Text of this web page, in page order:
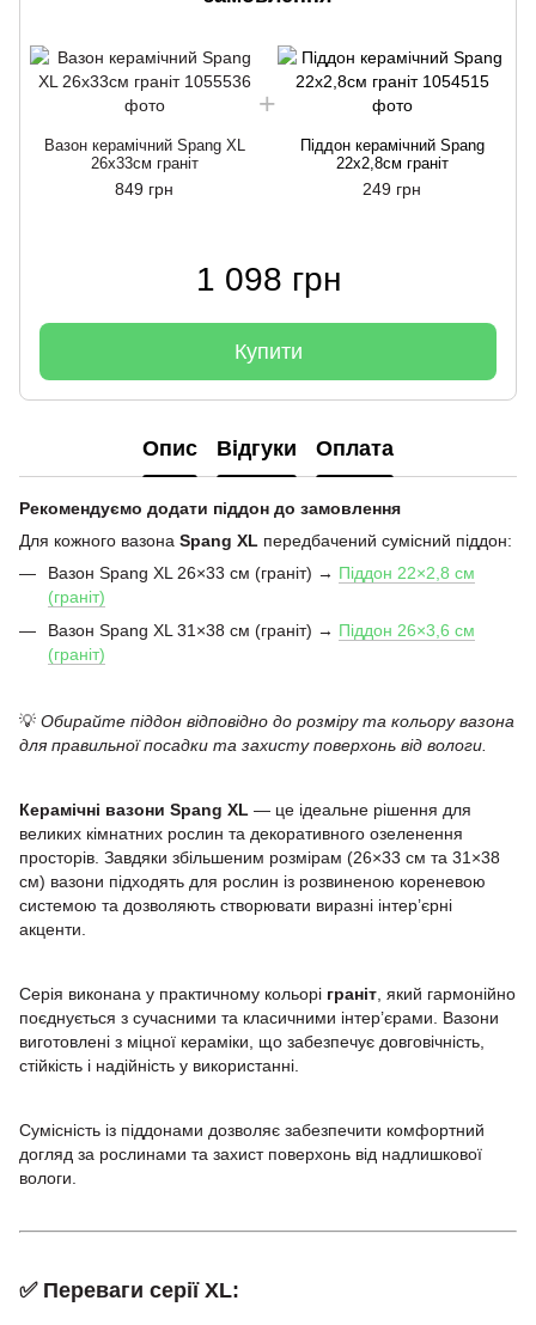
Вазон керамічний Spang XL
26х33см граніт
849 грн
Піддон керамічний Spang
22х2,8см граніт
249 грн
1 098 грн
Купити
Опис Відгуки Оплата
Рекомендуємо додати піддон до замовлення
Для кожного вазона Spang XL передбачений сумісний піддон:
Вазон Spang XL 26×33 см (граніт) → Піддон 22×2,8 см
(граніт)
Вазон Spang XL 31×38 см (граніт) → Піддон 26×3,6 см
(граніт)
💡 Обирайте піддон відповідно до розміру та кольору вазона
для правильної посадки та захисту поверхонь від вологи.
Керамічні вазони Spang XL — це ідеальне рішення для
великих кімнатних рослин та декоративного озеленення
просторів. Завдяки збільшеним розмірам (26×33 см та 31×38
см) вазони підходять для рослин із розвиненою кореневою
системою та дозволяють створювати виразні інтер’єрні
акценти.
Серія виконана у практичному кольорі граніт , який гармонійно
поєднується з сучасними та класичними інтер’єрами. Вазони
виготовлені з міцної кераміки, що забезпечує довговічність,
стійкість і надійність у використанні.
Сумісність із піддонами дозволяє забезпечити комфортний
догляд за рослинами та захист поверхонь від надлишкової
вологи.
✅ Переваги серії XL: